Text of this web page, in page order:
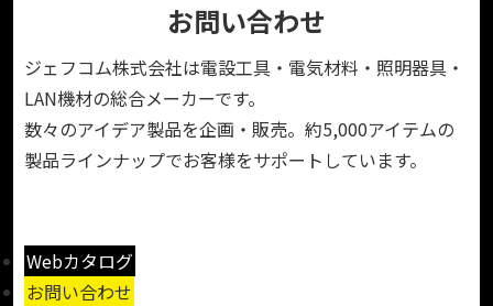
お問い合わせ
ジェフコム株式会社は電設工具・電気材料・照明器具・
LAN機材の総合メーカーです。
数々のアイデア製品を企画・販売。約5,000アイテムの
製品ラインナップでお客様をサポートしています。
Webカタログ
お問い合わせ